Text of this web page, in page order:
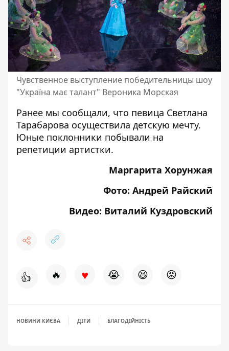
Чувственное выступление победительницы шоу
"Україна має талант" Вероника Морская
Ранее мы сообщали, что певица Светлана
Тарабарова осуществила детскую мечту.
Юные поклонники побывали на
репетиции артистки.
Маргарита Хорунжая
Фото: Андрей Райский
Видео: Виталий Куздровский
👍 🔥 ♥ 😭 😆 😡
НОВИНИ КИЄВА ДІТИ БЛАГОДІЙНІСТЬ